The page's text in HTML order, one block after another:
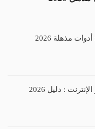
مذهلة 2026
: دليل 2026